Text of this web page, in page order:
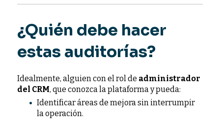
¿Quién debe hacer
estas auditorías?
Idealmente, alguien con el rol de administrador
del CRM, que conozca la plataforma y pueda:
Identificar áreas de mejora sin interrumpir
la operación.